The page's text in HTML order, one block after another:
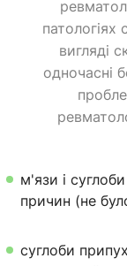
вигляді
одночасні
м'язи і
причин (не
суглоби